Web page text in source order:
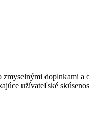
zmyselnými doplnkami
užívateľské